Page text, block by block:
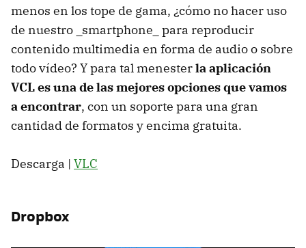
menos en los tope de gama, ¿cómo no hacer uso
de nuestro _smartphone_ para reproducir
contenido multimedia en forma de audio o sobre
todo vídeo? Y para tal menesterla aplicación
VCL es una de las mejores opciones que vamos
a encontrar, con un soporte para una gran
cantidad de formatos y encima gratuita.
Descarga | VLC
Dropbox